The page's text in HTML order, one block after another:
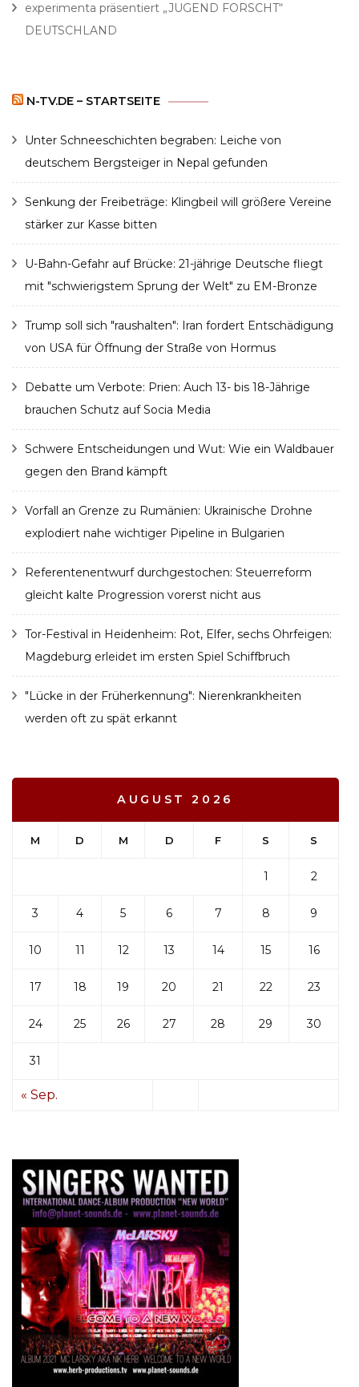
experimenta präsentiert „JUGEND FORSCHT“
DEUTSCHLAND
N-TV.DE – STARTSEITE
Unter Schneeschichten begraben: Leiche von
deutschem Bergsteiger in Nepal gefunden
Senkung der Freibeträge: Klingbeil will größere Vereine
stärker zur Kasse bitten
U-Bahn-Gefahr auf Brücke: 21-jährige Deutsche fliegt
mit "schwierigstem Sprung der Welt" zu EM-Bronze
Trump soll sich "raushalten": Iran fordert Entschädigung
von USA für Öffnung der Straße von Hormus
Debatte um Verbote: Prien: Auch 13- bis 18-Jährige
brauchen Schutz auf Socia Media
Schwere Entscheidungen und Wut: Wie ein Waldbauer
gegen den Brand kämpft
Vorfall an Grenze zu Rumänien: Ukrainische Drohne
explodiert nahe wichtiger Pipeline in Bulgarien
Referentenentwurf durchgestochen: Steuerreform
gleicht kalte Progression vorerst nicht aus
Tor-Festival in Heidenheim: Rot, Elfer, sechs Ohrfeigen:
Magdeburg erleidet im ersten Spiel Schiffbruch
"Lücke in der Früherkennung": Nierenkrankheiten
werden oft zu spät erkannt
AUGUST 2026
M D M D F S S
1 2
3 4 5 6 7 8 9
10 11 12 13 14 15 16
17 18 19 20 21 22 23
24 25 26 27 28 29 30
31
« Sep.